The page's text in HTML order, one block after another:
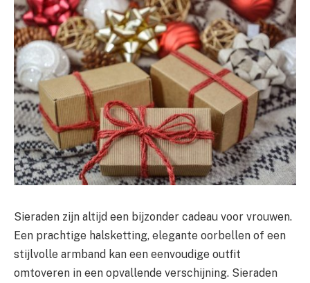
Sieraden zijn altijd een bijzonder cadeau voor vrouwen.
Een prachtige halsketting, elegante oorbellen of een
stijlvolle armband kan een eenvoudige outfit
omtoveren in een opvallende verschijning. Sieraden